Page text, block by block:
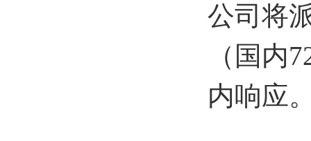
公司将
（国内
内响应